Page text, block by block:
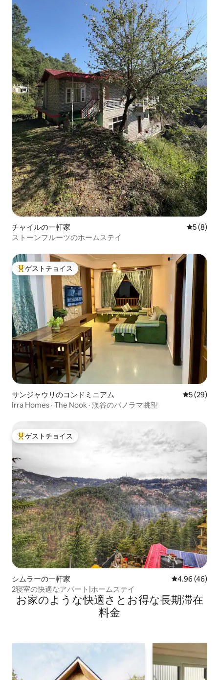
チャイルの一軒家 レビュー
5 (8)
ストーンフルーツのホームステイ
大好評のゲストチョイスです。
ゲストチョイス
サンジャウリのコンドミニアム レビュー
5 (29)
Irra Homes · The Nook · 渓谷のパノラマ眺望
大好評のゲストチョイスです。
ゲストチョイス
シムラーの一軒家 レビュー46
4.96 (46)
2寝室の快適なアパート|ホームステイ
お家のような快⁠適⁠さ⁠とお⁠得⁠な長⁠期⁠滞⁠在
料⁠金